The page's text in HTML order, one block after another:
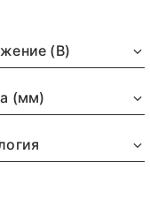
(В)
(мм)